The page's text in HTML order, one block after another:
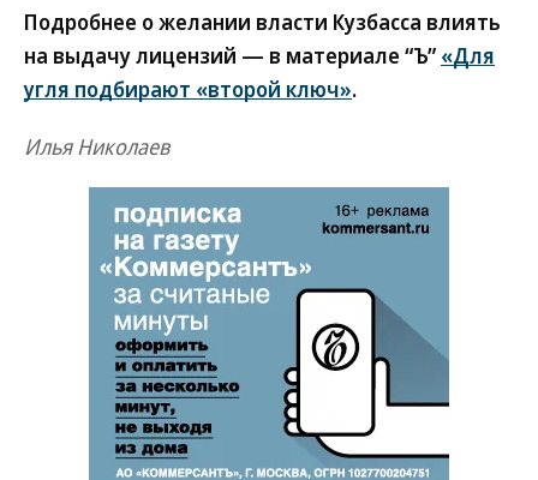
Подробнее о желании власти Кузбасса влиять
на выдачу лицензий — в материале “Ъ” «Для
угля подбирают «второй ключ».
Илья Николаев